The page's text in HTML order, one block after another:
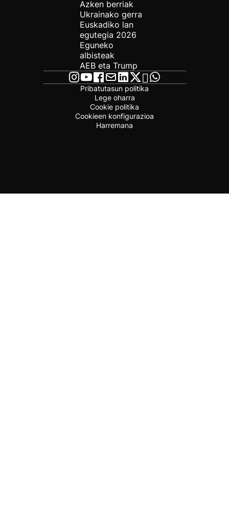
Azken berriak
Ukrainako gerra
Euskadiko lan
egutegia 2026
Eguneko
albisteak
AEB eta Trump
Pribatutasun politika
Lege oharra
Cookie politika
Cookieen konfigurazioa
Harremana